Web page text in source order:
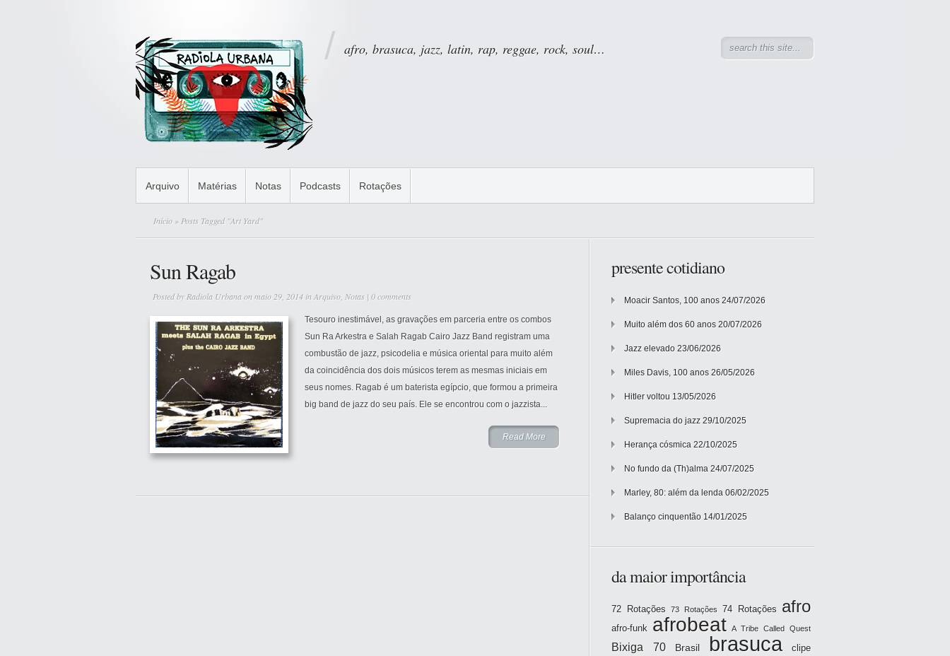
afro, brasuca, jazz, latin, rap, reggae, rock, soul…
Arquivo Matérias Notas Podcasts Rotações
Início » Posts Tagged "Art Yard"
Sun Ragab
Posted by Radiola Urbanaon maio 29, 2014 inArquivo Notas | 0 comments
Tesouro inestimável, as gravações em parceria entre os combos
Sun Ra Arkestra e Salah Ragab Cairo Jazz Band registram uma
combustão de jazz, psicodelia e música oriental para muito além
da coincidência dos dois músicos terem as mesmas iniciais em
seus nomes. Ragab é um baterista egípcio, que formou a primeira
big band de jazz do seu país. Ele se encontrou com o jazzista...
Read More
presente cotidiano
Moacir Santos, 100 anos 24/07/2026
Muito além dos 60 anos 20/07/2026
Jazz elevado 23/06/2026
Miles Davis, 100 anos 26/05/2026
Hitler voltou 13/05/2026
Supremacia do jazz 29/10/2025
Herança cósmica 22/10/2025
No fundo da (Th)alma 24/07/2025
Marley, 80: além da lenda 06/02/2025
Balanço cinquentão 14/01/2025
da maior importância
72 Rotações 73 Rotações 74 Rotações afro
afro-funk afrobeat A Tribe Called Quest
Bixiga 70 Brasil brasuca
clipe